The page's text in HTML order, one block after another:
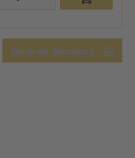
Alle in den Warenkorb